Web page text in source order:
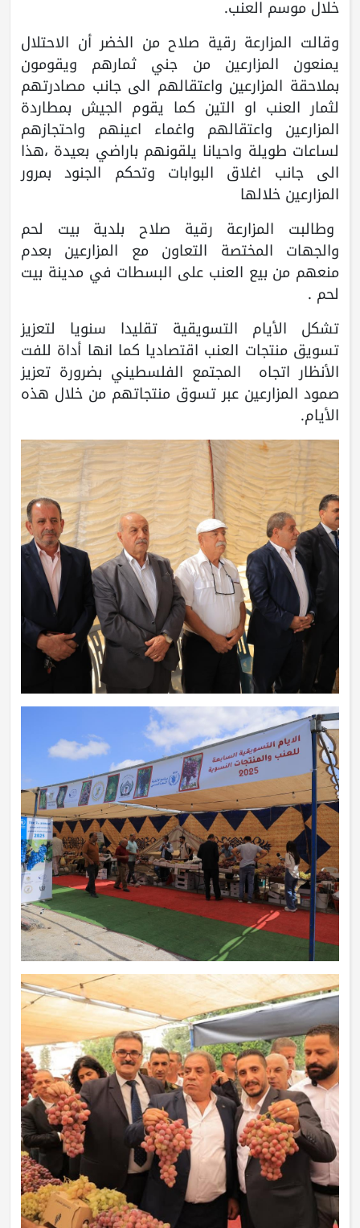
خلال موسم العنب.
وقالت المزارعة رقية صلاح من الخضر أن الاحتلال
يمنعون المزارعين من جني ثمارهم ويقومون
بملاحقة المزارعين واعتقالهم الى جانب مصادرتهم
لثمار العنب او التين كما يقوم الجيش بمطاردة
المزارعين واعتقالهم واغماء اعينهم واحتجازهم
لساعات طويلة واحيانا يلقونهم باراضي بعيدة ،هذا
الى جانب اغلاق البوابات وتحكم الجنود بمرور
المزارعين خلالها
وطالبت المزارعة رقية صلاح بلدية بيت لحم
والجهات المختصة التعاون مع المزارعين بعدم
منعهم من بيع العنب على البسطات في مدينة بيت
لحم .
تشكل الأيام التسويقية تقليدا سنويا لتعزيز
تسويق منتجات العنب اقتصاديا كما انها أداة للفت
الأنظار اتجاه المجتمع الفلسطيني بضرورة تعزيز
صمود المزارعين عبر تسوق منتجاتهم من خلال هذه
الأيام.